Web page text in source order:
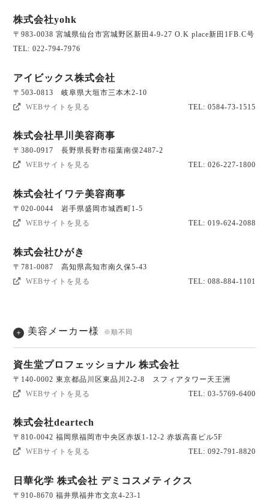
株式会社yohk
〒983-0038 宮城県仙台市宮城野区新田4-9-27 O.K place新田1FB.C号
TEL: 022-794-7976
アイビックス株式会社
〒503-0813 岐阜県大垣市三本木2-10
WEBサイトを見る
TEL: 0584-73-1515
株式会社早川美容商事
〒380-0917 長野県長野市稲葉南俣2487-2
WEBサイトを見る
TEL: 026-227-1800
株式会社イワテ美容商事
〒020-0044 岩手県盛岡市城西町1-5
WEBサイトを見る
TEL: 019-624-2088
株式会社ひがき
〒781-0087 高知県高知市南久保5-43
WEBサイトを見る
TEL: 088-884-1101
美容メーカー様 ※順不同
資生堂プロフェッショナル 株式会社
〒140-0002 東京都品川区東品川2-2-8 スフィアタワー天王洲
WEBサイトを見る
TEL: 03-5769-6400
株式会社deartech
〒810-0042 福岡県福岡市中央区赤坂1-12-2 赤坂高喜ビル5F
WEBサイトを見る
TEL: 092-791-8820
日華化学 株式会社 デミコスメティクス
〒910-8670 福井県福井市文京4-23-1